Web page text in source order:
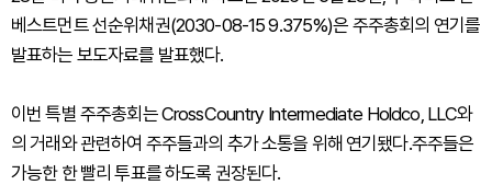
베스트먼트 선순위채권(2030-08-15 9.375%)은 주주총회의 연기를
발표하는 보도자료를 발표했다.
이번 특별 주주총회는 CrossCountry Intermediate Holdco, LLC와
의 거래와 관련하여 주주들과의 추가 소통을 위해 연기됐다.주주들은
가능한 한 빨리 투표를 하도록 권장된다.